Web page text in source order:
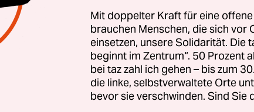
Deutschland, haben inzwischen die
Fühlen Sie sich nach all diesen
immer noch als Fremder?
Ich fühle mich in Deutschland zu Hause,
Zuhause. Heiner Müller hat dazu treffend
Mit doppelter Kraft für eine
brauchen Menschen, die sich vor
einsetzen, unsere Solidarität. Die
beginnt im Zentrum“. 50 Prozent
bei taz zahl ich gehen – bis zum
die linke, selbstverwaltete Orte
bevor sie verschwinden. Sind Sie